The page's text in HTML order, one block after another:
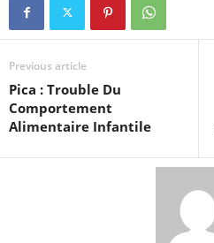
Previous article
Pica : Trouble Du
Comportement
Alimentaire Infantile